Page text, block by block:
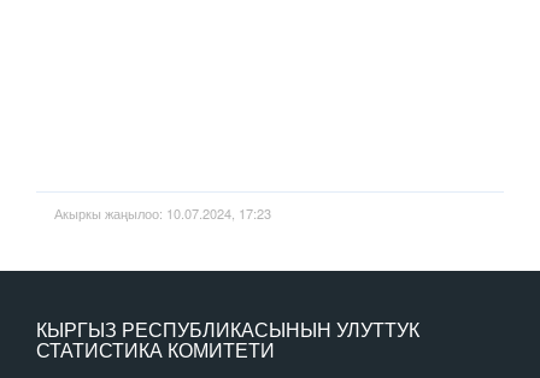
Акыркы жаңылоо: 10.07.2024, 17:23
КЫРГЫЗ РЕСПУБЛИКАСЫНЫН УЛУТТУК
СТАТИСТИКА КОМИТЕТИ